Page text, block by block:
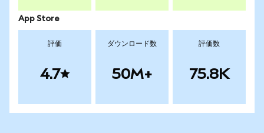
App Store
評価
4.7
ダウンロード数
50M+
評価数
75.8K